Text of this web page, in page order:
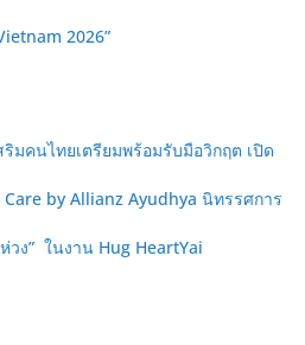
2026”
มคนไทยเตรียมพร้อมรับมือวิกฤต เปิด
by Allianz Ayudhya นิทรรศการ
วง” ในงาน Hug HeartYai